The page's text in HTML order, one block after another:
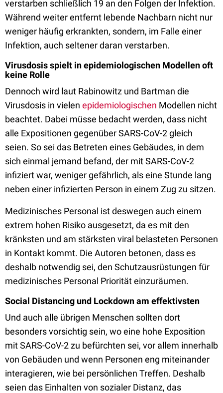
verstarben schließlich 19 an den Folgen der Infektion.
Während weiter entfernt lebende Nachbarn nicht nur
weniger häufig erkrankten, sondern, im Falle einer
Infektion, auch seltener daran verstarben.
Virusdosis spielt in epidemiologischen Modellen oft
keine Rolle
Dennoch wird laut Rabinowitz und Bartman die
Virusdosis in vielen epidemiologischen Modellen nicht
beachtet. Dabei müsse bedacht werden, dass nicht
alle Expositionen gegenüber SARS-CoV-2 gleich
seien. So sei das Betreten eines Gebäudes, in dem
sich einmal jemand befand, der mit SARS-CoV-2
infiziert war, weniger gefährlich, als eine Stunde lang
neben einer infizierten Person in einem Zug zu sitzen.
Medizinisches Personal ist deswegen auch einem
extrem hohen Risiko ausgesetzt, da es mit den
kränksten und am stärksten viral belasteten Personen
in Kontakt kommt. Die Autoren betonen, dass es
deshalb notwendig sei, den Schutzausrüstungen für
medizinisches Personal Priorität einzuräumen.
Social Distancing und Lockdown am effektivsten
Und auch alle übrigen Menschen sollten dort
besonders vorsichtig sein, wo eine hohe Exposition
mit SARS-CoV-2 zu befürchten sei, vor allem innerhalb
von Gebäuden und wenn Personen eng miteinander
interagieren, wie bei persönlichen Treffen. Deshalb
seien das Einhalten von sozialer Distanz, das